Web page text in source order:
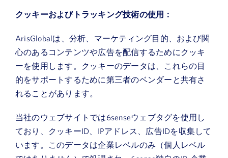
クッキーおよびトラッキング技術の使用：
ArisGlobalは、分析、マーケティング目的、および関
心のあるコンテンツや広告を配信するためにクッキ
ーを使用します。クッキーのデータは、これらの目
的をサポートするために第三者のベンダーと共有さ
れることがあります。
当社のウェブサイトでは6senseウェブタグを使用し
ており、クッキーID、IPアドレス、広告IDを収集して
います。このデータは企業レベルのみ（個人レベル